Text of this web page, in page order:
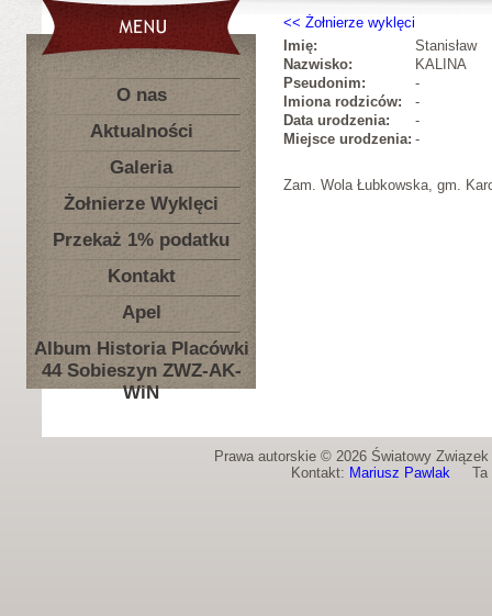
O nas
Aktualności
Galeria
Żołnierze Wyklęci
Przekaż 1% podatku
Kontakt
Apel
Album Historia Placówki
44 Sobieszyn ZWZ-AK-
WiN
Żołnierze wyklęci
Imię:
Stanisław
Nazwisko:
KALINA
Pseudonim:
-
Imiona rodziców:
-
Data urodzenia:
-
Miejsce urodzenia: -
Zam. Wola Łubkowska, gm.
Prawa autorskie © 2026 Światowy
Kontakt: Mariusz PawlakTa